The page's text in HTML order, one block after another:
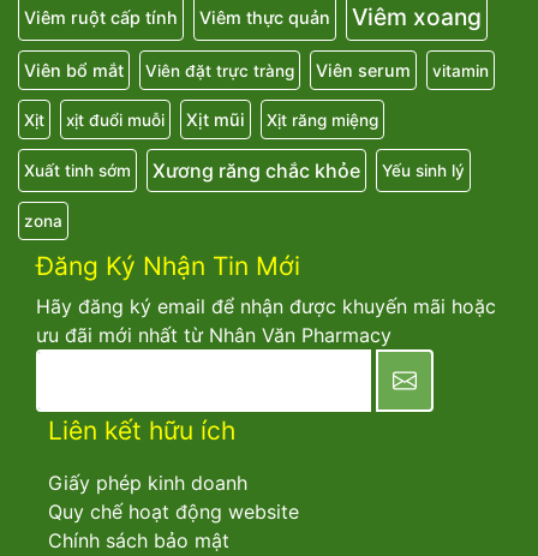
Viêm ruột cấp tính Viêm thực quản Viêm xoang
Viên bổ mắt Viên đặt trực tràng Viên serum vitamin
Xịt xịt đuổi muỗi Xịt mũi Xịt răng miệng
Xuất tinh sớm Xương răng chắc khỏe Yếu sinh lý
zona
Đăng Ký Nhận Tin Mới
Hãy đăng ký email để nhận được khuyến mãi hoặc
ưu đãi mới nhất từ Nhân Văn Pharmacy
Liên kết hữu ích
Giấy phép kinh doanh
Quy chế hoạt động website
Chính sách bảo mật